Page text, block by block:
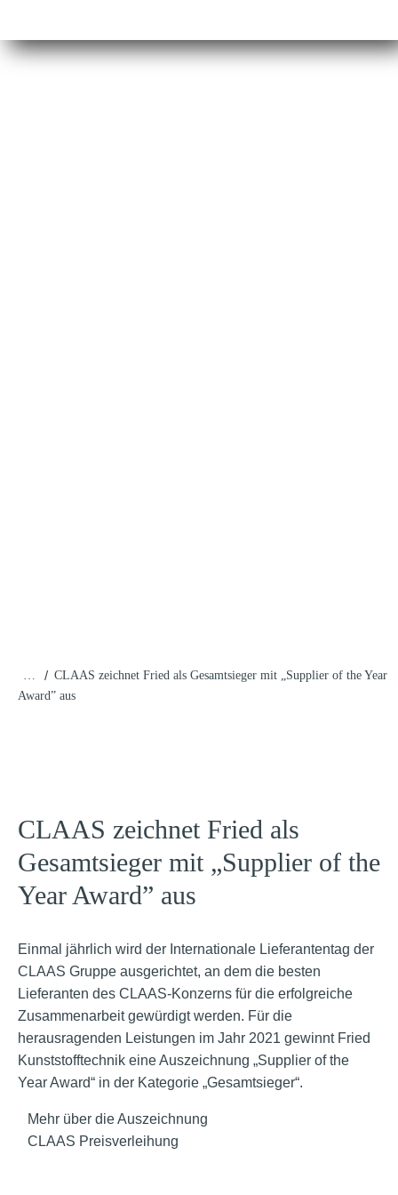
/ CLAAS zeichnet Fried als Gesamtsieger mit „Supplier of the Year
Award” aus
CLAAS zeichnet Fried als
Gesamtsieger mit „Supplier of the
Year Award” aus
Einmal jährlich wird der Internationale Lieferantentag der
CLAAS Gruppe ausgerichtet, an dem die besten
Lieferanten des CLAAS-Konzerns für die erfolgreiche
Zusammenarbeit gewürdigt werden. Für die
herausragenden Leistungen im Jahr 2021 gewinnt Fried
Kunststofftechnik eine Auszeichnung „Supplier of the
Year Award“ in der Kategorie „Gesamtsieger“.
Mehr über die Auszeichnung
CLAAS Preisverleihung